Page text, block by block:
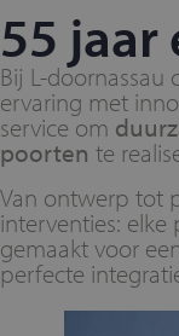
55
Bij L-
ervaring met
service om
poorten te
Van ontwerp tot
interventies:
gemaakt voor
perfecte